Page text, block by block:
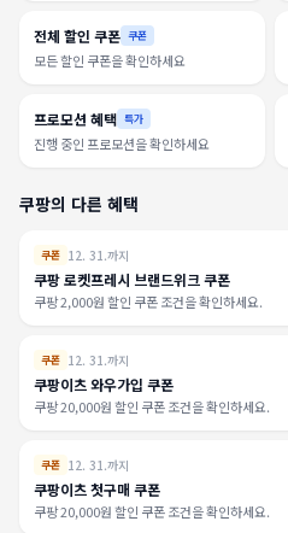
전체 할인 쿠폰 쿠폰
모든 할인 쿠폰을 확인하세요
프로모션 혜택 특가
진행 중인 프로모션을 확인하세요
쿠팡의 다른 혜택
쿠폰 12. 31.까지
쿠팡 로켓프레시 브랜드위크 쿠폰
쿠팡 2,000원 할인 쿠폰 조건을 확인하세요.
쿠폰 12. 31.까지
쿠팡이츠 와우가입 쿠폰
쿠팡 20,000원 할인 쿠폰 조건을 확인하세요.
쿠폰 12. 31.까지
쿠팡이츠 첫구매 쿠폰
쿠팡 20,000원 할인 쿠폰 조건을 확인하세요.